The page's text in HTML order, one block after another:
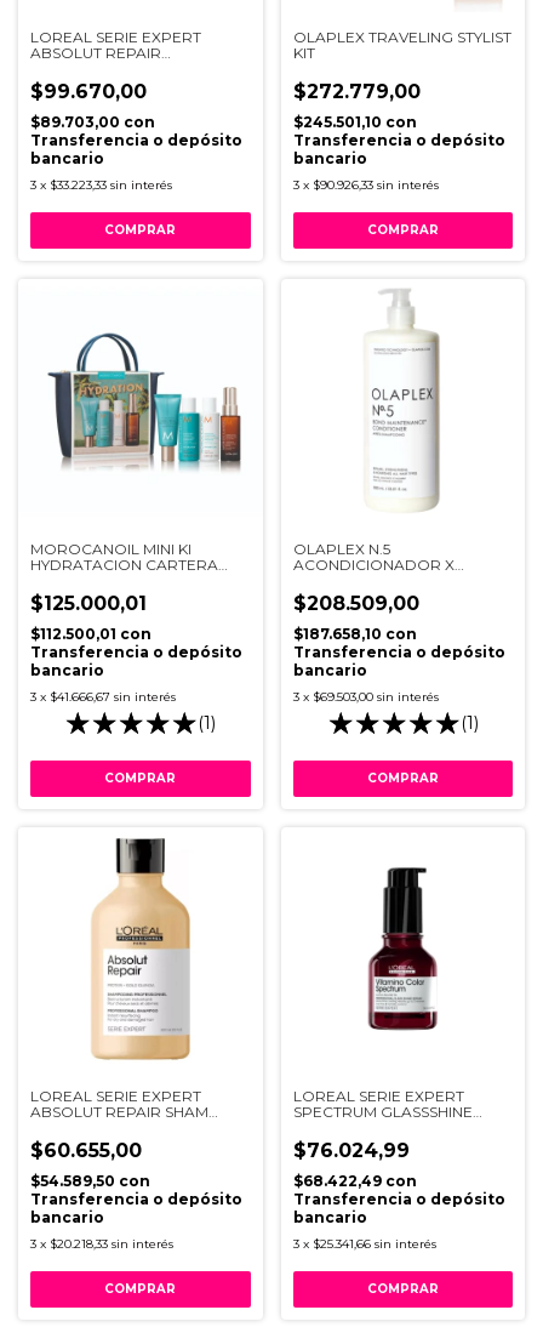
LOREAL SERIE EXPERT
ABSOLUT REPAIR
250ML
$99.670,00
$89.703,00 con
Transferencia o depósito
bancario
3 x $33.223,33 sin interés
OLAPLEX TRAVELING STYLIST
KIT
$272.779,00
$245.501,10 con
Transferencia o depósito
bancario
3 x $90.926,33 sin interés
MOROCANOIL MINI KI
HYDRATACION CARTERA
$125.000,01
$112.500,01 con
Transferencia o depósito
bancario
3 x $41.666,67 sin interés
(1)
OLAPLEX N.5
ACONDICIONADOR X
$208.509,00
$187.658,10 con
Transferencia o depósito
bancario
3 x $69.503,00 sin interés
(1)
LOREAL SERIE EXPERT
ABSOLUT REPAIR SHAM
$60.655,00
$54.589,50 con
Transferencia o depósito
bancario
3 x $20.218,33 sin interés
LOREAL SERIE EXPERT
SPECTRUM GLASSSHINE
$76.024,99
$68.422,49 con
Transferencia o depósito
bancario
3 x $25.341,66 sin interés